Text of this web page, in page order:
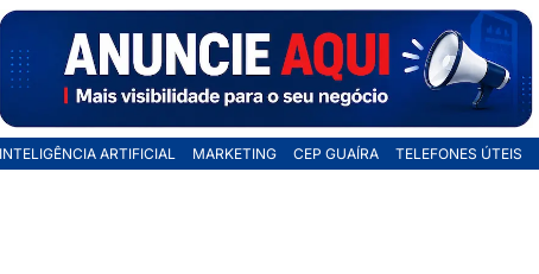
INTELIGÊNCIA ARTIFICIAL MARKETING CEP GUAÍRA TELEFONES ÚTEIS